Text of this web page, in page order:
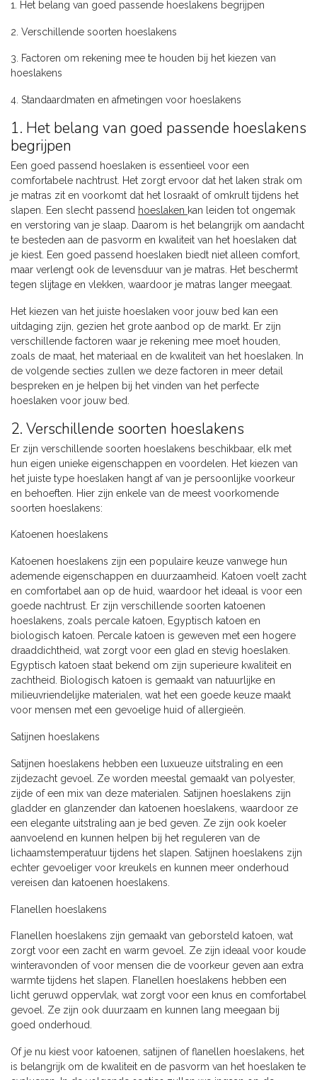
1. Het belang van goed passende hoeslakens begrijpen
2. Verschillende soorten hoeslakens
3. Factoren om rekening mee te houden bij het kiezen van
hoeslakens
4. Standaardmaten en afmetingen voor hoeslakens
1. Het belang van goed passende hoeslakens
begrijpen
Een goed passend hoeslaken is essentieel voor een
comfortabele nachtrust. Het zorgt ervoor dat het laken strak om
je matras zit en voorkomt dat het losraakt of omkrult tijdens het
slapen. Een slecht passend hoeslaken kan leiden tot ongemak
en verstoring van je slaap. Daarom is het belangrijk om aandacht
te besteden aan de pasvorm en kwaliteit van het hoeslaken dat
je kiest. Een goed passend hoeslaken biedt niet alleen comfort,
maar verlengt ook de levensduur van je matras. Het beschermt
tegen slijtage en vlekken, waardoor je matras langer meegaat.
Het kiezen van het juiste hoeslaken voor jouw bed kan een
uitdaging zijn, gezien het grote aanbod op de markt. Er zijn
verschillende factoren waar je rekening mee moet houden,
zoals de maat, het materiaal en de kwaliteit van het hoeslaken. In
de volgende secties zullen we deze factoren in meer detail
bespreken en je helpen bij het vinden van het perfecte
hoeslaken voor jouw bed.
2. Verschillende soorten hoeslakens
Er zijn verschillende soorten hoeslakens beschikbaar, elk met
hun eigen unieke eigenschappen en voordelen. Het kiezen van
het juiste type hoeslaken hangt af van je persoonlijke voorkeur
en behoeften. Hier zijn enkele van de meest voorkomende
soorten hoeslakens:
Katoenen hoeslakens
Katoenen hoeslakens zijn een populaire keuze vanwege hun
ademende eigenschappen en duurzaamheid. Katoen voelt zacht
en comfortabel aan op de huid, waardoor het ideaal is voor een
goede nachtrust. Er zijn verschillende soorten katoenen
hoeslakens, zoals percale katoen, Egyptisch katoen en
biologisch katoen. Percale katoen is geweven met een hogere
draaddichtheid, wat zorgt voor een glad en stevig hoeslaken.
Egyptisch katoen staat bekend om zijn superieure kwaliteit en
zachtheid. Biologisch katoen is gemaakt van natuurlijke en
milieuvriendelijke materialen, wat het een goede keuze maakt
voor mensen met een gevoelige huid of allergieën.
Satijnen hoeslakens
Satijnen hoeslakens hebben een luxueuze uitstraling en een
zijdezacht gevoel. Ze worden meestal gemaakt van polyester,
zijde of een mix van deze materialen. Satijnen hoeslakens zijn
gladder en glanzender dan katoenen hoeslakens, waardoor ze
een elegante uitstraling aan je bed geven. Ze zijn ook koeler
aanvoelend en kunnen helpen bij het reguleren van de
lichaamstemperatuur tijdens het slapen. Satijnen hoeslakens zijn
echter gevoeliger voor kreukels en kunnen meer onderhoud
vereisen dan katoenen hoeslakens.
Flanellen hoeslakens
Flanellen hoeslakens zijn gemaakt van geborsteld katoen, wat
zorgt voor een zacht en warm gevoel. Ze zijn ideaal voor koude
winteravonden of voor mensen die de voorkeur geven aan extra
warmte tijdens het slapen. Flanellen hoeslakens hebben een
licht geruwd oppervlak, wat zorgt voor een knus en comfortabel
gevoel. Ze zijn ook duurzaam en kunnen lang meegaan bij
goed onderhoud.
Of je nu kiest voor katoenen, satijnen of flanellen hoeslakens, het
is belangrijk om de kwaliteit en de pasvorm van het hoeslaken te